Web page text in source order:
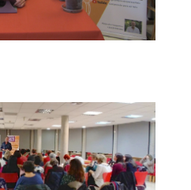
Neruda